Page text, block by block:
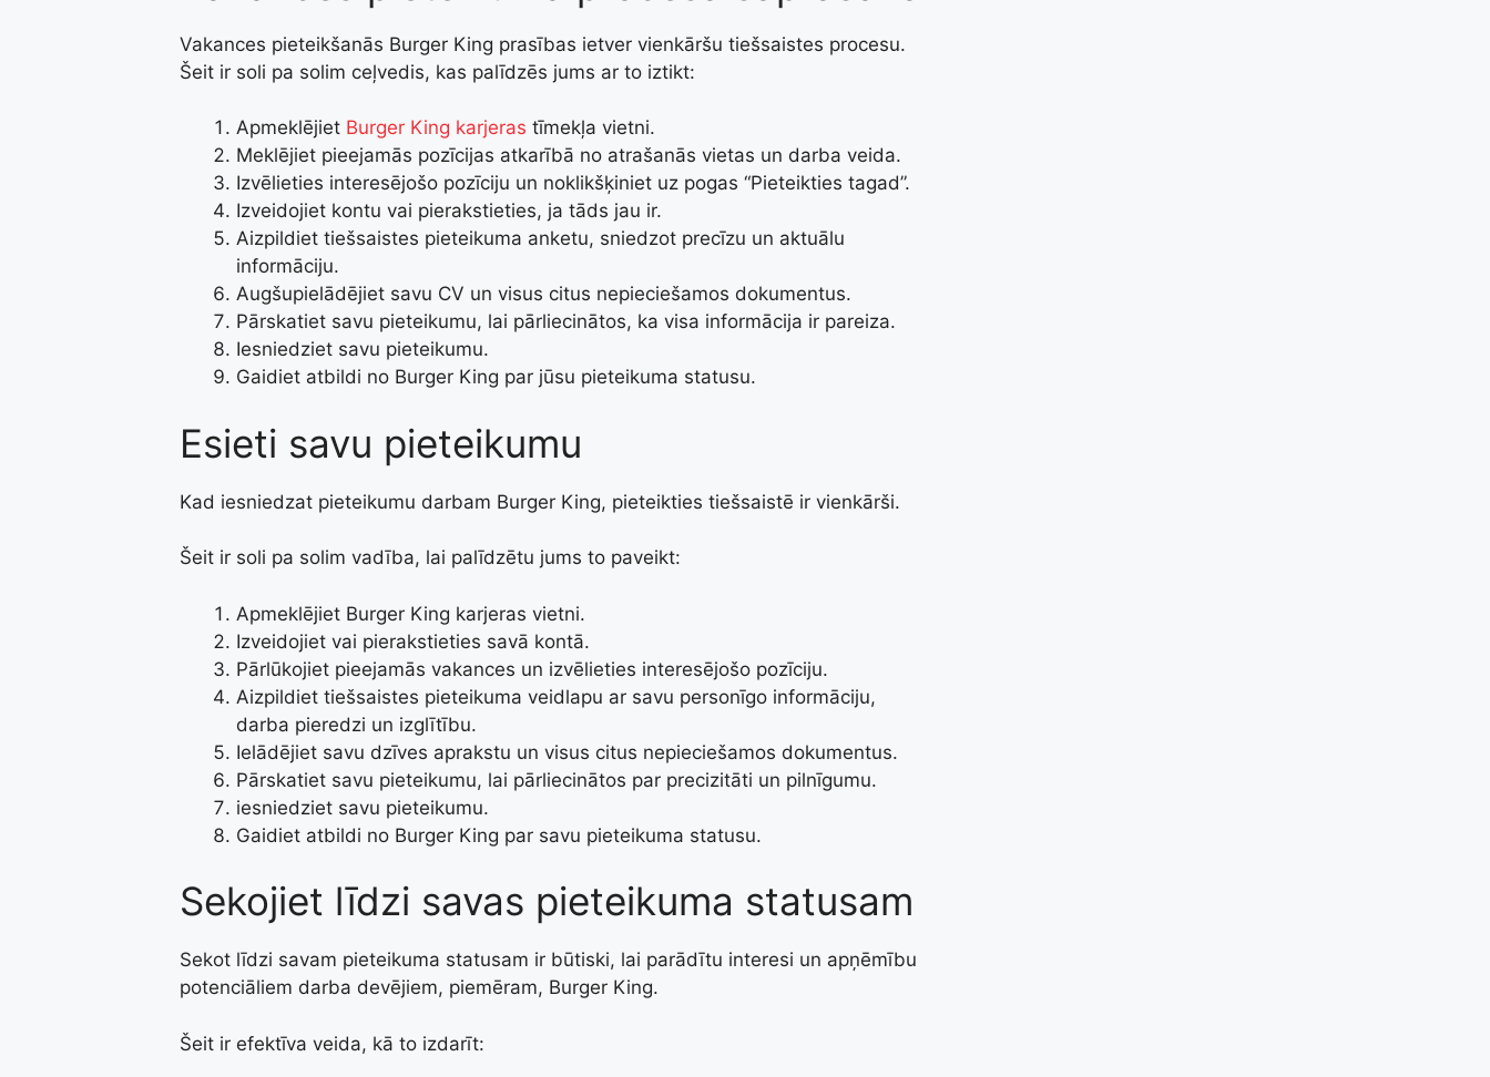
Vakances pieteikšanās Burger King prasības ietver vienkāršu tiešsaistes procesu.
Šeit ir soli pa solim ceļvedis, kas palīdzēs jums ar to iztikt:
Apmeklējiet Burger King karjeras tīmekļa vietni.
Meklējiet pieejamās pozīcijas atkarībā no atrašanās vietas un darba veida.
Izvēlieties interesējošo pozīciju un noklikšķiniet uz pogas “Pieteikties tagad”.
Izveidojiet kontu vai pierakstieties, ja tāds jau ir.
Aizpildiet tiešsaistes pieteikuma anketu, sniedzot precīzu un aktuālu
informāciju.
Augšupielādējiet savu CV un visus citus nepieciešamos dokumentus.
Pārskatiet savu pieteikumu, lai pārliecinātos, ka visa informācija ir pareiza.
Iesniedziet savu pieteikumu.
Gaidiet atbildi no Burger King par jūsu pieteikuma statusu.
Esieti savu pieteikumu
Kad iesniedzat pieteikumu darbam Burger King, pieteikties tiešsaistē ir vienkārši.
Šeit ir soli pa solim vadība, lai palīdzētu jums to paveikt:
Apmeklējiet Burger King karjeras vietni.
Izveidojiet vai pierakstieties savā kontā.
Pārlūkojiet pieejamās vakances un izvēlieties interesējošo pozīciju.
Aizpildiet tiešsaistes pieteikuma veidlapu ar savu personīgo informāciju,
darba pieredzi un izglītību.
Ielādējiet savu dzīves aprakstu un visus citus nepieciešamos dokumentus.
Pārskatiet savu pieteikumu, lai pārliecinātos par precizitāti un pilnīgumu.
iesniedziet savu pieteikumu.
Gaidiet atbildi no Burger King par savu pieteikuma statusu.
Sekojiet līdzi savas pieteikuma statusam
Sekot līdzi savam pieteikuma statusam ir būtiski, lai parādītu interesi un apņēmību
potenciāliem darba devējiem, piemēram, Burger King.
Šeit ir efektīva veida, kā to izdarīt: